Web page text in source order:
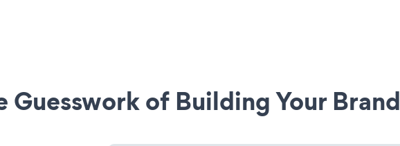
Guesswork of Building Your Brand